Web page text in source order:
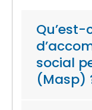
social
(Masp)